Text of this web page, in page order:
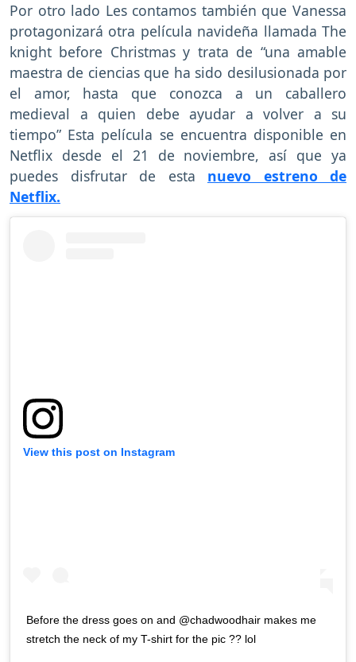
Por otro lado Les contamos también que Vanessa
protagonizará otra película navideña llamada The
knight before Christmas y trata de “una amable
maestra de ciencias que ha sido desilusionada por
el amor, hasta que conozca a un caballero
medieval a quien debe ayudar a volver a su
tiempo” Esta película se encuentra disponible en
Netflix desde el 21 de noviembre, así que ya
puedes disfrutar de esta nuevo estreno de
Netflix.
View this post on Instagram
Before the dress goes on and @chadwoodhair makes me
stretch the neck of my T-shirt for the pic ?? lol